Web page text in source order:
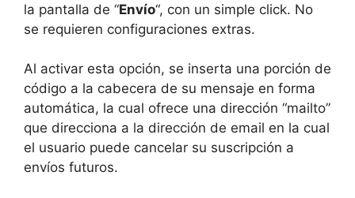
la pantalla de “Envío“, con un simple click. No
se requieren configuraciones extras.
Al activar esta opción, se inserta una porción de
código a la cabecera de su mensaje en forma
automática, la cual ofrece una dirección “mailto”
que direcciona a la dirección de email en la cual
el usuario puede cancelar su suscripción a
envíos futuros.